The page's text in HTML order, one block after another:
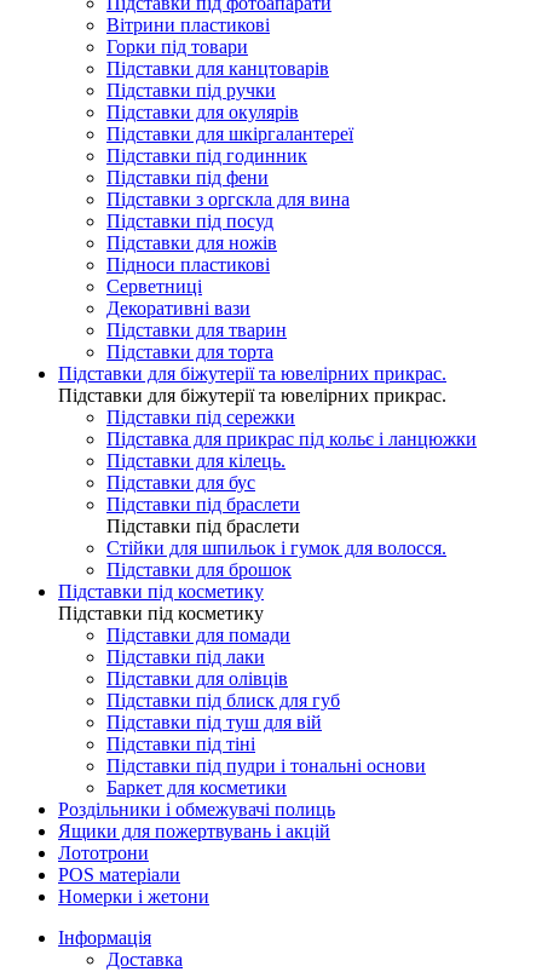
Вітрини пластикові
Горки під товари
Підставки для канцтоварів
Підставки під ручки
Підставки для окулярів
Підставки для шкіргалантереї
Підставки під годинник
Підставки під фени
Підставки з оргскла для вина
Підставки під посуд
Підставки для ножів
Підноси пластикові
Серветниці
Декоративні вази
Підставки для тварин
Підставки для торта
Підставки для біжутерії та ювелірниx прикрас.
Підставки для біжутерії та ювелірниx прикрас.
Підставки під сережки
Підставка для прикрас під кольє і ланцюжки
Підставки для кілець.
Підставки для бус
Підставки під браслети
Підставки під браслети
Стійки для шпильок і гумок для волосся.
Підставки для брошок
Підставки під косметику
Підставки під косметику
Підставки для помади
Підставки під лаки
Підставки для олівців
Підставки під блиск для губ
Підставки під туш для вій
Підставки під тіні
Підставки під пудри і тональні основи
Баркет для косметики
Роздільники і обмежувачі полиць
Ящики для пожертвувань і акцій
Лототрони
POS матеріали
Номерки і жетони
Інформація
Доставка